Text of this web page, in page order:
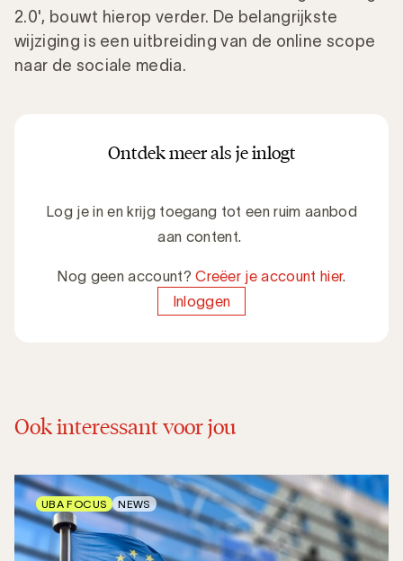
2.0', bouwt hierop verder. De belangrijkste
wijziging is een uitbreiding van de online scope
naar de sociale media.
Ontdek meer als je inlogt
Log je in en krijg toegang tot een ruim aanbod
aan content.
Nog geen account?Creëer je account hier.
Inloggen
Ook interessant voor jou
UBA FOCUS NEWS